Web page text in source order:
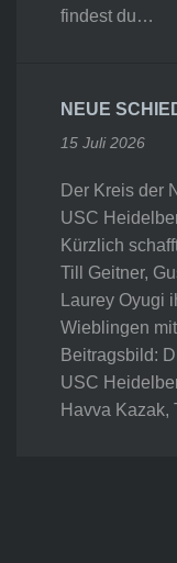
findest du…
NEUE
15 Juli 2026
Der Kreis der
USC
Kürzlich
Till Geitner,
Laurey Oyugi
Wieblingen
Beitragsbild:
USC
Havva